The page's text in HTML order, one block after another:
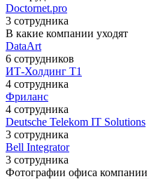
Doctornet.pro
3 сотрудника
В какие компании уходят
DataArt
6 сотрудников
ИТ-Холдинг Т1
4 сотрудника
Фриланс
4 сотрудника
Deutsche Telekom IT Solutions
3 сотрудника
Bell Integrator
3 сотрудника
Фотографии офиса компании